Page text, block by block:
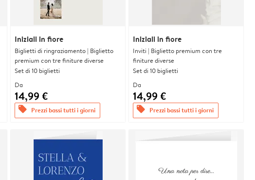
Iniziali in fiore
Biglietti di ringraziamento | Biglietto
premium con tre finiture diverse
Set di 10 biglietti
Da
14,99 €
offers Prezzi bassi tutti i giorni
Iniziali in fiore
Inviti | Biglietto premium con tre
finiture diverse
Set di 10 biglietti
Da
14,99 €
offers Prezzi bassi tutti i giorni